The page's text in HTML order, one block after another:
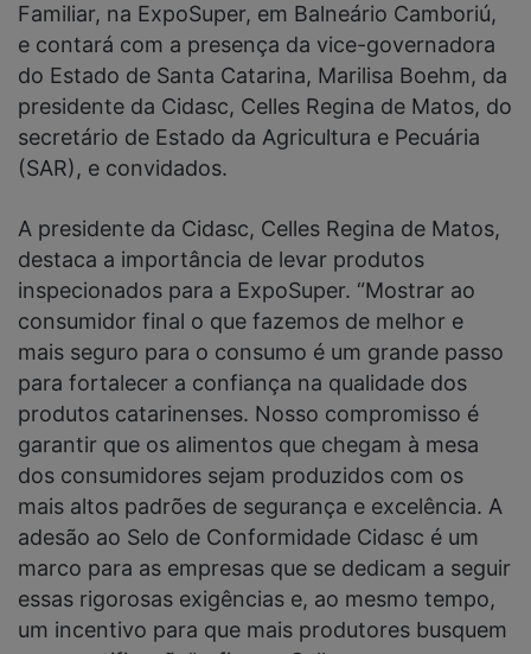
Familiar, na ExpoSuper, em Balneário Camboriú,
e contará com a presença da vice-governadora
do Estado de Santa Catarina, Marilisa Boehm, da
presidente da Cidasc, Celles Regina de Matos, do
secretário de Estado da Agricultura e Pecuária
(SAR), e convidados.
A presidente da Cidasc, Celles Regina de Matos,
destaca a importância de levar produtos
inspecionados para a ExpoSuper. “Mostrar ao
consumidor final o que fazemos de melhor e
mais seguro para o consumo é um grande passo
para fortalecer a confiança na qualidade dos
produtos catarinenses. Nosso compromisso é
garantir que os alimentos que chegam à mesa
dos consumidores sejam produzidos com os
mais altos padrões de segurança e excelência. A
adesão ao Selo de Conformidade Cidasc é um
marco para as empresas que se dedicam a seguir
essas rigorosas exigências e, ao mesmo tempo,
um incentivo para que mais produtores busquem